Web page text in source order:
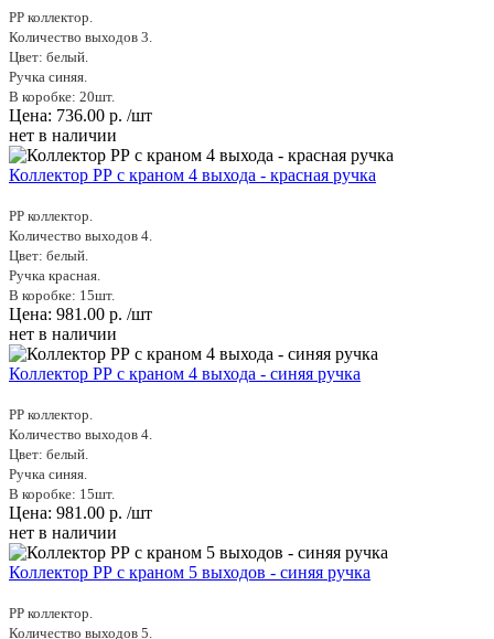
PP коллектор.
Количество выходов 3.
Цвет: белый.
Ручка синяя.
В коробке: 20шт.
Цена: 736.00 р. /шт
нет в наличии
Коллектор РР с краном 4 выхода - красная ручка
PP коллектор.
Количество выходов 4.
Цвет: белый.
Ручка красная.
В коробке: 15шт.
Цена: 981.00 р. /шт
нет в наличии
Коллектор РР с краном 4 выхода - синяя ручка
PP коллектор.
Количество выходов 4.
Цвет: белый.
Ручка синяя.
В коробке: 15шт.
Цена: 981.00 р. /шт
нет в наличии
Коллектор РР с краном 5 выходов - синяя ручка
PP коллектор.
Количество выходов 5.